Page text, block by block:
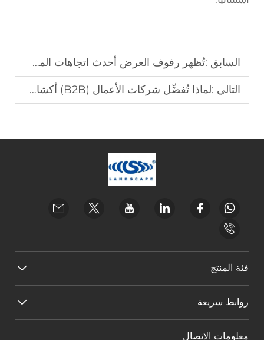
السابق :تُظهر رفوف العرض أحدث اتجاهات المشهد
التالي : لماذا تُفضِّل شركات الأعمال (B2B) أكشاك التصوير الدوَّار 360 درجة الخاصة بنا
فئة المنتج
روابط سريعة
معلومات الاتصال